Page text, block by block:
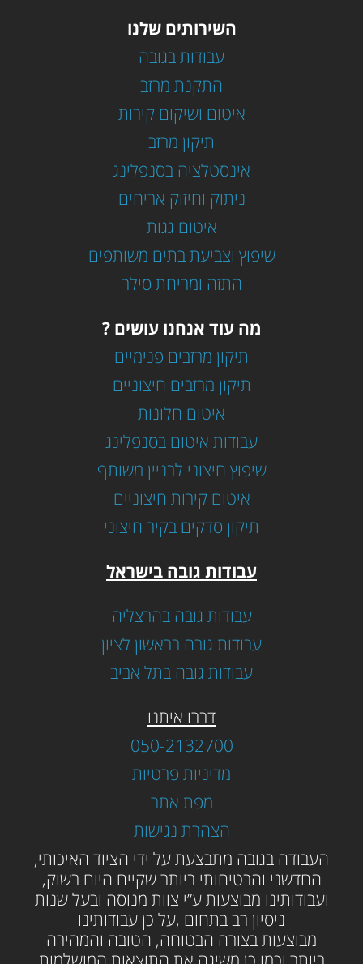
השירותים שלנו
עבודות בגובה
התקנת מרזב
איטום ושיקום קירות
תיקון מרזב
אינסטלציה בסנפלינג
ניתוק וחיזוק אריחים
איטום גגות
שיפוץ וצביעת בתים משותפים
התזה ומריחת סילר
מה עוד אנחנו עושים ?
תיקון מרזבים פנימיים
תיקון מרזבים חיצוניים
איטום חלונות
עבודות איטום בסנפלינג
שיפוץ חיצוני לבניין משותף
איטום קירות חיצוניים
תיקון סדקים בקיר חיצוני
עבודות גובה בישראל
עבודות גובה בהרצליה
עבודות גובה בראשון לציון
עבודות גובה בתל אביב
דברו איתנו
050-2132700
מדיניות פרטיות
מפת אתר
הצהרת נגישות
העבודה בגובה מתבצעת על ידי הציוד האיכותי,
החדשני והבטיחותי ביותר שקיים היום בשוק,
ועבודותינו מבוצעות ע”י צוות מנוסה ובעל שנות
ניסיון רב בתחום ,על כן עבודותינו
מבוצעות בצורה הבטוחה, הטובה והמהירה